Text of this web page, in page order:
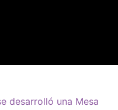
desarrolló una Mesa